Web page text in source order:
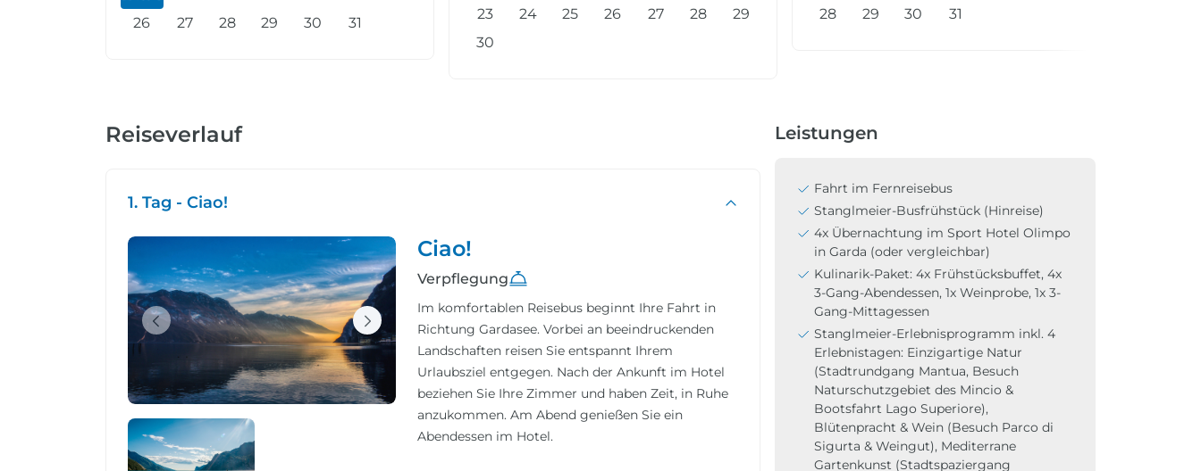
26 27 28 29 30 31
23
24 25 26 27 28
29
30
28
29 30 31
Reiseverlauf
1. Tag - Ciao!
Ciao!
Verpflegung
Im komfortablen Reisebus beginnt Ihre Fahrt in
Richtung Gardasee. Vorbei an beeindruckenden
Landschaften reisen Sie entspannt Ihrem
Urlaubsziel entgegen. Nach der Ankunft im Hotel
beziehen Sie Ihre Zimmer und haben Zeit, in Ruhe
anzukommen. Am Abend genießen Sie ein
Abendessen im Hotel.
Leistungen
Fahrt im Fernreisebus
Stanglmeier-Busfrühstück (Hinreise)
4x Übernachtung im Sport Hotel Olimpo
in Garda (oder vergleichbar)
Kulinarik-Paket: 4x Frühstücksbuffet, 4x
3-Gang-Abendessen, 1x Weinprobe, 1x 3-
Gang-Mittagessen
Stanglmeier-Erlebnisprogramm inkl. 4
Erlebnistagen: Einzigartige Natur
(Stadtrundgang Mantua, Besuch
Naturschutzgebiet des Mincio &
Bootsfahrt Lago Superiore),
Blütenpracht & Wein (Besuch Parco di
Sigurta & Weingut), Mediterrane
Gartenkunst (Stadtspaziergang